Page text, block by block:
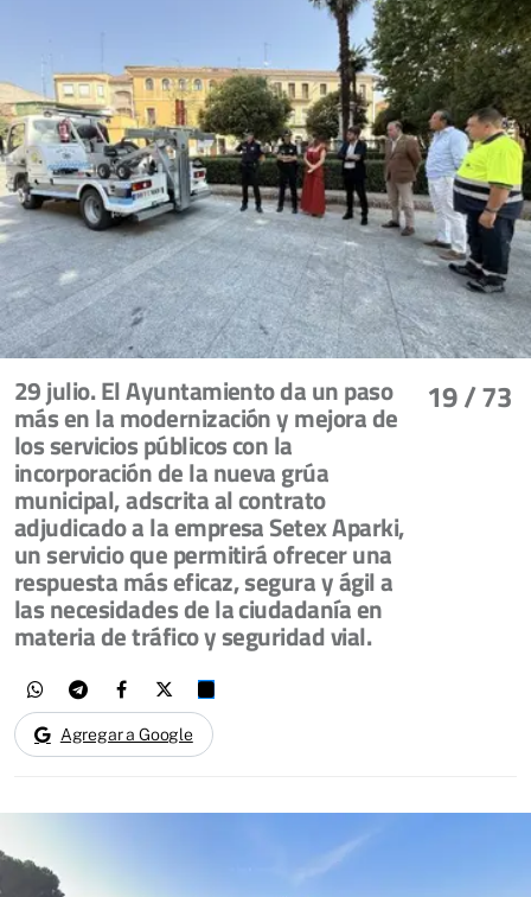
19/ 73
29 julio. El Ayuntamiento da un paso
más en la modernización y mejora de
los servicios públicos con la
incorporación de la nueva grúa
municipal, adscrita al contrato
adjudicado a la empresa Setex Aparki,
un servicio que permitirá ofrecer una
respuesta más eficaz, segura y ágil a
las necesidades de la ciudadanía en
materia de tráfico y seguridad vial.
Agregar a Google